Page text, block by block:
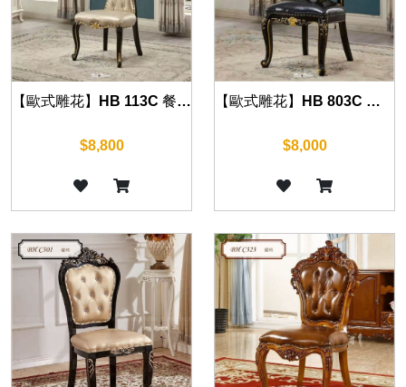
【歐式雕花】HB 113C 餐椅(沉穩黑)
$8,800
【歐式雕花】HB 803C 餐椅(沉穩黑)
$8,000